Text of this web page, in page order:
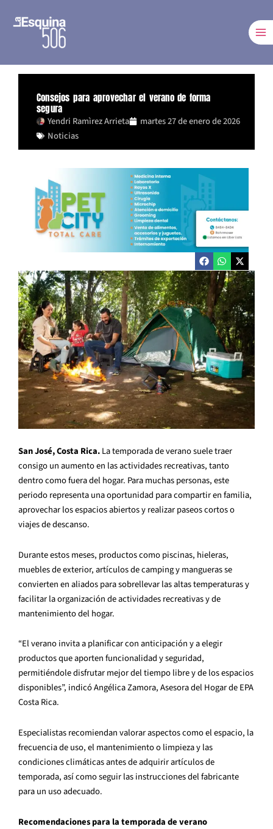
Consejos para aprovechar el verano de forma
segura
Yendri Ramìrez Arrieta
martes 27 de enero de 2026
Noticias
San José, Costa Rica.La temporada de verano suele traer
consigo un aumento en las actividades recreativas, tanto
dentro como fuera del hogar. Para muchas personas, este
periodo representa una oportunidad para compartir en familia,
aprovechar los espacios abiertos y realizar paseos cortos o
viajes de descanso.
Durante estos meses, productos como piscinas, hieleras,
muebles de exterior, artículos de camping y mangueras se
convierten en aliados para sobrellevar las altas temperaturas y
facilitar la organización de actividades recreativas y de
mantenimiento del hogar.
“El verano invita a planificar con anticipación y a elegir
productos que aporten funcionalidad y seguridad,
permitiéndole disfrutar mejor del tiempo libre y de los espacios
disponibles”, indicó Angélica Zamora, Asesora del Hogar de EPA
Costa Rica.
Especialistas recomiendan valorar aspectos como el espacio, la
frecuencia de uso, el mantenimiento o limpieza y las
condiciones climáticas antes de adquirir artículos de
temporada, así como seguir las instrucciones del fabricante
para un uso adecuado.
Recomendaciones para la temporada de verano